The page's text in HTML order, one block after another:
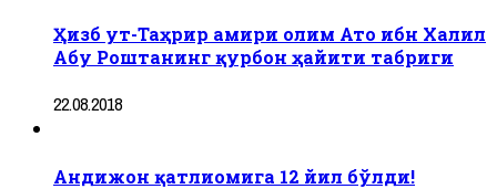
Ҳизб ут-Таҳрир амири олим Ато ибн Халил
Абу Роштанинг қурбон ҳайити табриги
22.08.2018
Андижон қатлиомига 12 йил бўлди!